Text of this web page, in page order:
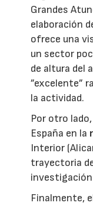
Grandes
elaboración
ofrece una
un sector
de altura del
”excelente”
la actividad.
Por otro
España en la
Interior
trayectoria
Finalmente,